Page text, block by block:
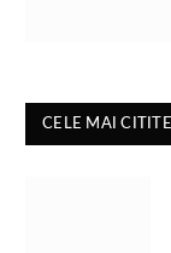
CELE MAI CITITE